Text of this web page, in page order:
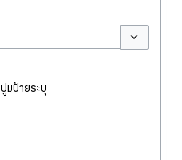
สลับตัวเลือก
ปูมป้ายระบุ